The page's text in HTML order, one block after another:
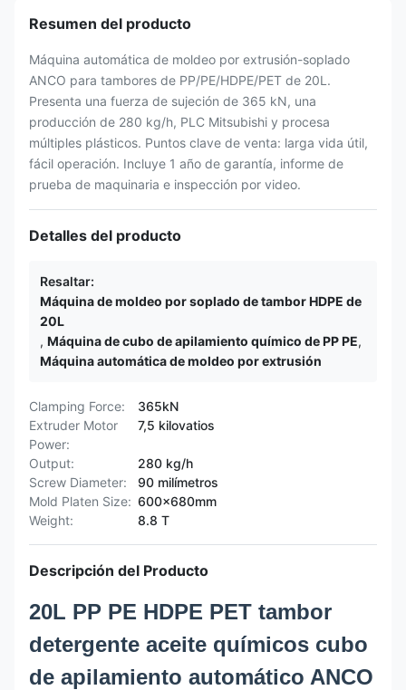
Resumen del producto
Máquina automática de moldeo por extrusión-soplado
ANCO para tambores de PP/PE/HDPE/PET de 20L.
Presenta una fuerza de sujeción de 365 kN, una
producción de 280 kg/h, PLC Mitsubishi y procesa
múltiples plásticos. Puntos clave de venta: larga vida útil,
fácil operación. Incluye 1 año de garantía, informe de
prueba de maquinaria e inspección por video.
Detalles del producto
Resaltar:
Máquina de moldeo por soplado de tambor HDPE de
20L
, Máquina de cubo de apilamiento químico de PP PE,
Máquina automática de moldeo por extrusión
Clamping Force:
365kN
Extruder Motor
Power:
7,5 kilovatios
Output:
280 kg/h
Screw Diameter:
90 milímetros
Mold Platen Size: 600x680mm
Weight:
8.8 T
Descripción del Producto
20L PP PE HDPE PET tambor
detergente aceite químicos cubo
de apilamiento automático ANCO